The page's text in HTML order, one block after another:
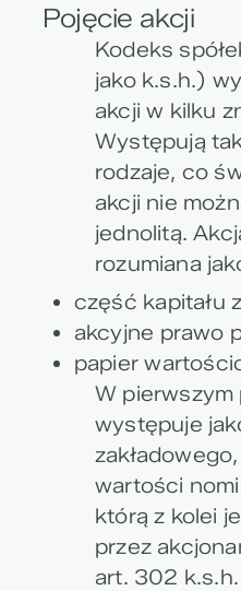
Pojęcie akcji
Kodeks
jako k.s.h.)
akcji w kilku
Występują
rodzaje, co
akcji nie
jednolitą.
rozumiana
część kapitału
akcyjne prawo
papier
W pierwszym
występuje
wartości
którą z kolei
przez
art. 302